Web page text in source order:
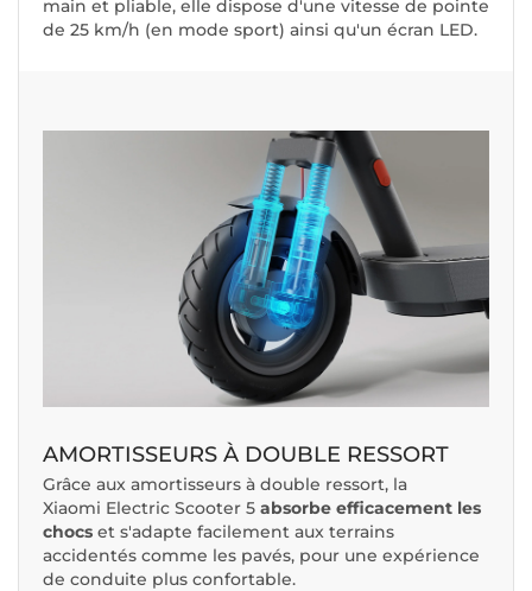
main et pliable, elle dispose d'une vitesse de pointe
de 25 km/h (en mode sport) ainsi qu'un écran LED.
AMORTISSEURS À DOUBLE RESSORT
Grâce aux amortisseurs à double ressort, la
Xiaomi Electric Scooter 5 absorbe efficacement les
chocs et s'adapte facilement aux terrains
accidentés comme les pavés, pour une expérience
de conduite plus confortable.